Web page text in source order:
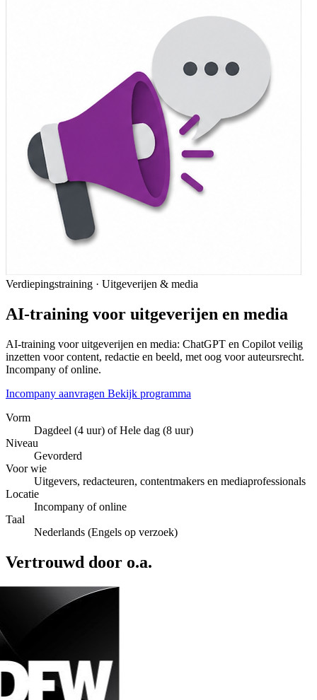
Verdiepingstraining · Uitgeverijen & media
AI-training voor uitgeverijen en media
AI-training voor uitgeverijen en media: ChatGPT en Copilot veilig
inzetten voor content, redactie en beeld, met oog voor auteursrecht.
Incompany of online.
Incompany aanvragen Bekijk programma
Vorm
Dagdeel (4 uur) of Hele dag (8 uur)
Niveau
Gevorderd
Voor wie
Uitgevers, redacteuren, contentmakers en mediaprofessionals
Locatie
Incompany of online
Taal
Nederlands (Engels op verzoek)
Vertrouwd door o.a.